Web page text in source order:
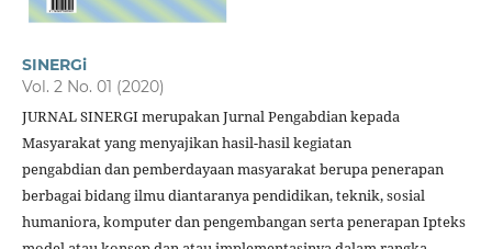
SINERGi
Vol. 2 No. 01 (2020)
JURNAL SINERGI merupakan Jurnal Pengabdian kepada
Masyarakat yang menyajikan hasil-hasil kegiatan
pengabdian dan pemberdayaan masyarakat berupa penerapan
berbagai bidang ilmu diantaranya pendidikan, teknik, sosial
humaniora, komputer dan pengembangan serta penerapan Ipteks